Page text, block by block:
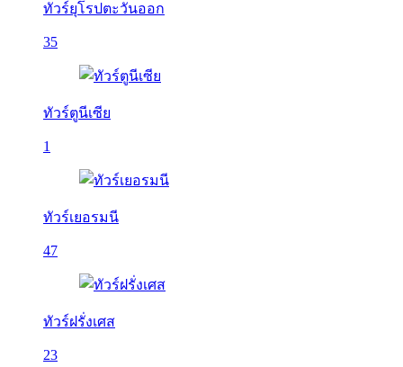
ทัวร์ยุโรปตะวันออก
35
ทัวร์ตูนีเซีย
1
ทัวร์เยอรมนี
47
ทัวร์ฝรั่งเศส
23